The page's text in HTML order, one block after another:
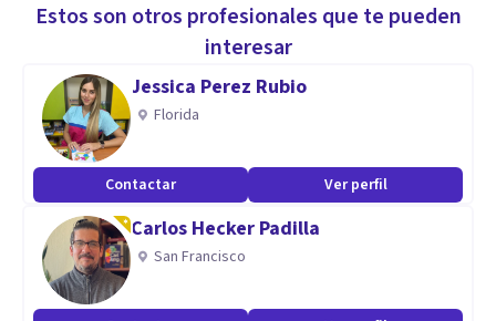
Me gusta trabajar en conjunto con la familia y centros
logremos obtener de nuestros chicos sus mejores
versiones.
Aptitudes
Reconozco mi trabajo con momentos llenos de amor,
empatía y acompañamiento hacia mis pacientes y sus
familias.
Estos son otros profesionales que te pueden
interesar
Jessica Perez Rubio
Florida
Contactar Ver perfil
Carlos Hecker Padilla
San Francisco